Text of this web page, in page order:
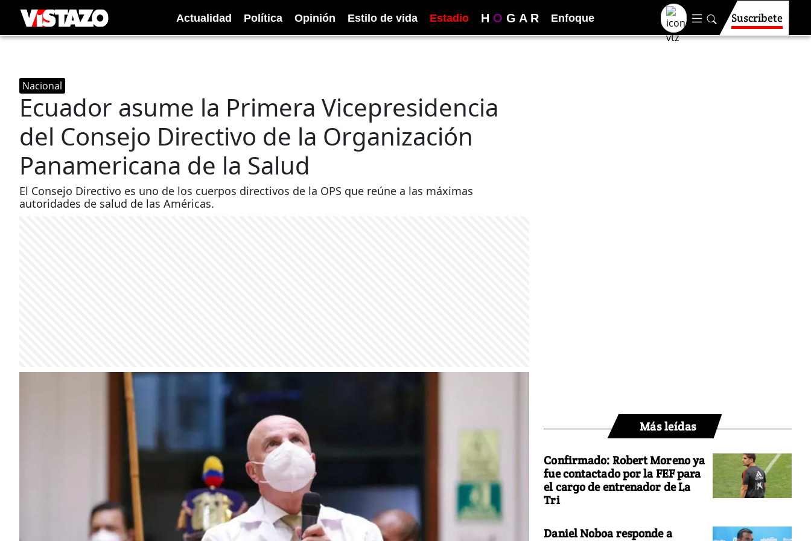
Actualidad Política Opinión Estilo de vida Estadio H O G A R Enfoque Suscríbete
Nacional
Ecuador asume la Primera Vicepresidencia
del Consejo Directivo de la Organización
Panamericana de la Salud
El Consejo Directivo es uno de los cuerpos directivos de la OPS que reúne a las máximas
autoridades de salud de las Américas.
Más leídas
Confirmado: Robert Moreno ya
fue contactado por la FEF para
el cargo de entrenador de La
Tri
Daniel Noboa responde a